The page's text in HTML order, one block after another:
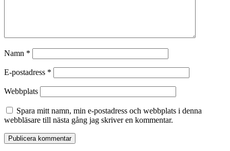
Namn *
E-postadress *
Webbplats
Spara mitt namn, min e-postadress och webbplats i denna
webbläsare till nästa gång jag skriver en kommentar.